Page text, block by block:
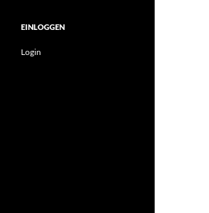
EINLOGGEN
Login